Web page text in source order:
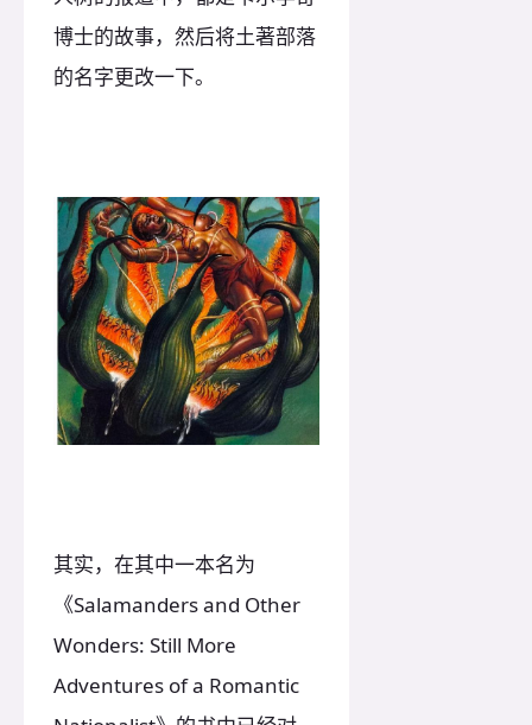
博士的故事，然后将土著部落
的名字更改一下。
其实，在其中一本名为
《Salamanders and Other
Wonders: Still More
Adventures of a Romantic